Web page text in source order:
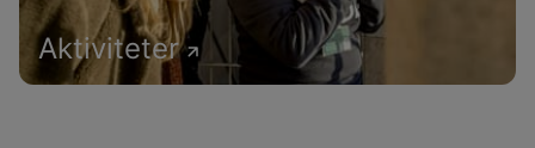
Aktiviteter